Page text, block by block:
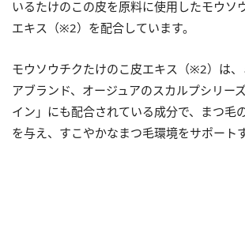
いるたけのこの皮を原料に使用したモウソ
エキス（※2）を配合しています。
モウソウチクたけのこ皮エキス（※2）は
アブランド、オージュアのスカルプシリー
イン」にも配合されている成分で、まつ毛
を与え、すこやかなまつ毛環境をサポート